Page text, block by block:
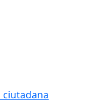
ciutadana